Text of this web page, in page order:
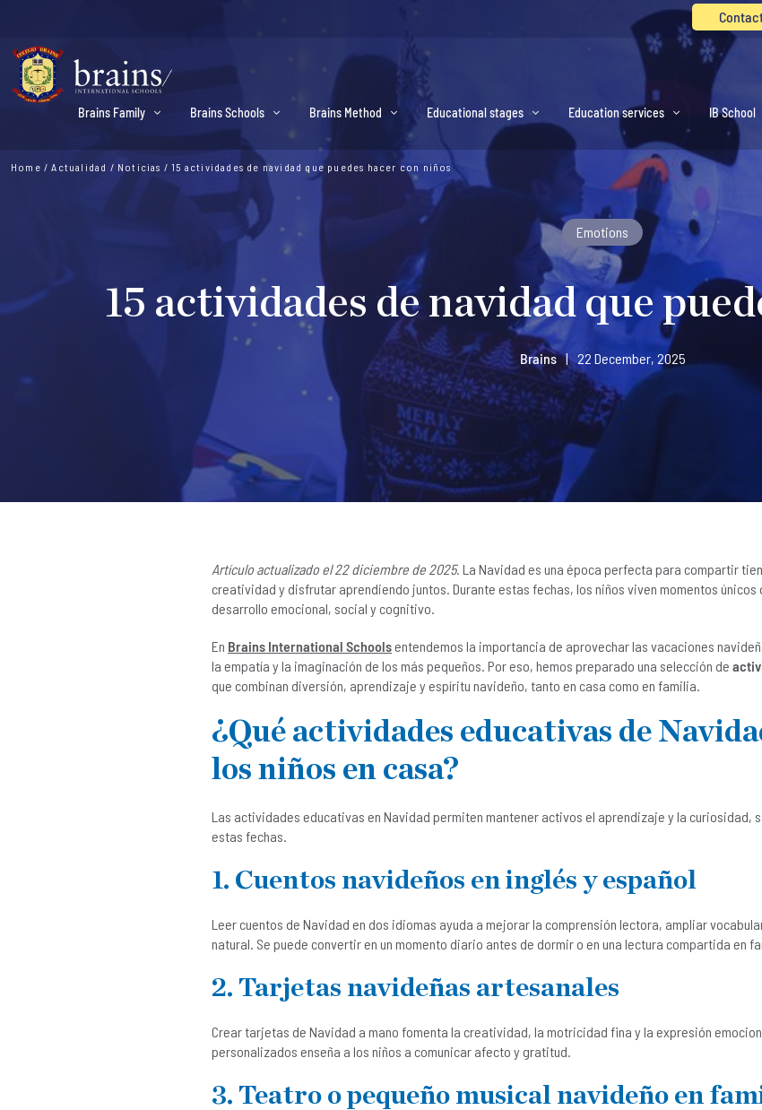
Brains Family Brains Schools Brains Method Educational stages Education services IB School
Home /Actualidad / Noticias /15 actividades de navidad que puedes hacer con niños
Emotions
15 actividades de navidad que
Brains | 22 December, 2025
Artículo actualizado el 22 diciembre de 2025. La Navidad es una época perfecta para compartir
creatividad y disfrutar aprendiendo juntos. Durante estas fechas, los niños viven momentos únicos
desarrollo emocional, social y cognitivo.
En Brains International Schoolsentendemos la importancia de aprovechar las vacaciones
la empatía y la imaginación de los más pequeños. Por eso, hemos preparado una selección de
que combinan diversión, aprendizaje y espíritu navideño, tanto en casa como en familia.
¿Qué actividades educativas de
los niños en casa?
Las actividades educativas en Navidad permiten mantener activos el aprendizaje y la curiosidad,
estas fechas.
1. Cuentos navideños en inglés y español
Leer cuentos de Navidad en dos idiomas ayuda a mejorar la comprensión lectora, ampliar
natural. Se puede convertir en un momento diario antes de dormir o en una lectura compartida en
2. Tarjetas navideñas artesanales
Crear tarjetas de Navidad a mano fomenta la creatividad, la motricidad fina y la expresión
personalizados enseña a los niños a comunicar afecto y gratitud.
3. Teatro o pequeño musical navideño en